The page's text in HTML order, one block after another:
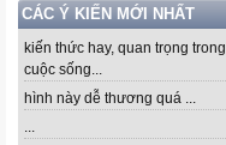
CÁC Ý KIẾN MỚI NHẤT
kiến thức hay, quan trọng trong
cuộc sống...
hình này dễ thương quá ...
...